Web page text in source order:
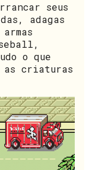
seus
adagas
o que
as criaturas